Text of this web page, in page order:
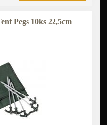
Pegs 10ks 22,5cm